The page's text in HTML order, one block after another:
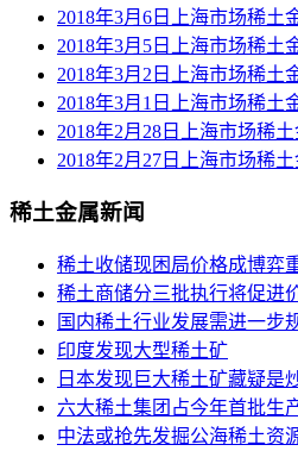
2018年3月6日上海市场稀土
2018年3月5日上海市场稀土
2018年3月2日上海市场稀土
2018年3月1日上海市场稀土
2018年2月28日上海市场稀
2018年2月27日上海市场稀
稀土金属新闻
稀土收储现困局价格成博弈
稀土商储分三批执行将促进
国内稀土行业发展需进一步
印度发现大型稀土矿
日本发现巨大稀土矿藏疑是
六大稀土集团占今年首批生
中法或抢先发掘公海稀土资